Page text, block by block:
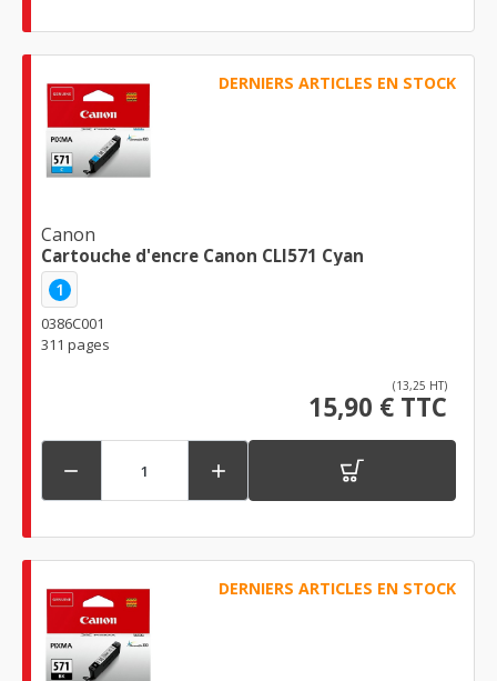
DERNIERS ARTICLES EN STOCK
Canon
Cartouche d'encre Canon CLI571 Cyan
1
0386C001
311 pages
(13,25 HT)
15,90 € TTC
 
DERNIERS ARTICLES EN STOCK